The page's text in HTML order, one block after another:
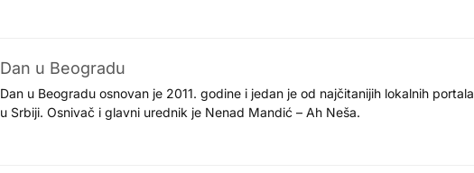
Dan u Beogradu
Dan u Beogradu osnovan je 2011. godine i jedan je od najčitanijih lokalnih portala
u Srbiji. Osnivač i glavni urednik je Nenad Mandić – Ah Neša.